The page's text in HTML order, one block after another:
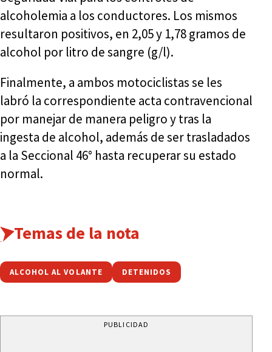
alcoholemia a los conductores. Los mismos
resultaron positivos, en 2,05 y 1,78 gramos de
alcohol por litro de sangre (g/l).
Finalmente, a ambos motociclistas se les
labró la correspondiente acta contravencional
por manejar de manera peligro y tras la
ingesta de alcohol, además de ser trasladados
a la Seccional 46° hasta recuperar su estado
normal.
Temas de la nota
ALCOHOL AL VOLANTE DETENIDOS
PUBLICIDAD